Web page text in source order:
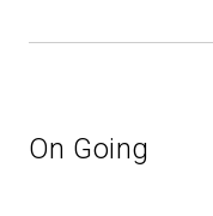
On Going